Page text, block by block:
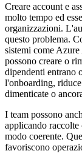
Creare account e
molto tempo ed
organizzazioni.
questo problema.
sistemi come
possono creare o
dipendenti entrano
l'onboarding,
dimenticate o
I team possono
applicando
modo coerente.
favoriscono